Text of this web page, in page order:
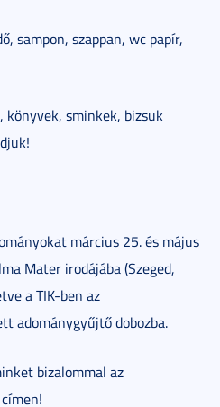
sampon, szappan, wc papír,
könyvek, sminkek, bizsuk
március 25. és május
Mater irodájába (Szeged,
a TIK-ben az
adománygyűjtő dobozba.
bizalommal az